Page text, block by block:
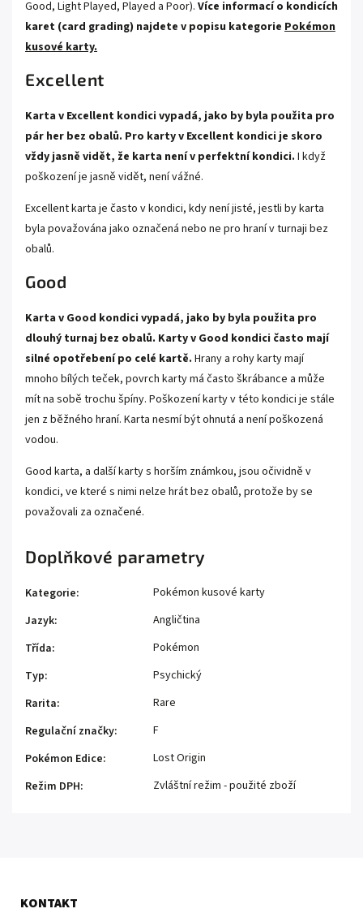
Good, Light Played, Played a Poor). Více informací o kondicích
karet (card grading) najdete v popisu kategorie Pokémon
kusové karty.
Excellent
Karta v Excellent kondici vypadá, jako by byla použita pro
pár her bez obalů. Pro karty v Excellent kondici je skoro
vždy jasně vidět, že karta není v perfektní kondici. I když
poškození je jasně vidět, není vážné.
Excellent karta je často v kondici, kdy není jisté, jestli by karta
byla považována jako označená nebo ne pro hraní v turnaji bez
obalů.
Good
Karta v Good kondici vypadá, jako by byla použita pro
dlouhý turnaj bez obalů. Karty v Good kondici často mají
silné opotřebení po celé kartě. Hrany a rohy karty mají
mnoho bílých teček, povrch karty má často škrábance a může
mít na sobě trochu špíny. Poškození karty v této kondici je stále
jen z běžného hraní. Karta nesmí být ohnutá a není poškozená
vodou.
Good karta, a další karty s horším známkou, jsou očividně v
kondici, ve které s nimi nelze hrát bez obalů, protože by se
považovali za označené.
Doplňkové parametry
Kategorie:
Pokémon kusové karty
Jazyk:
Angličtina
Třída:
Pokémon
Typ:
Psychický
Rarita:
Rare
Regulační značky:
F
Pokémon Edice:
Lost Origin
Režim DPH: Zvláštní režim - použité zboží
KONTAKT